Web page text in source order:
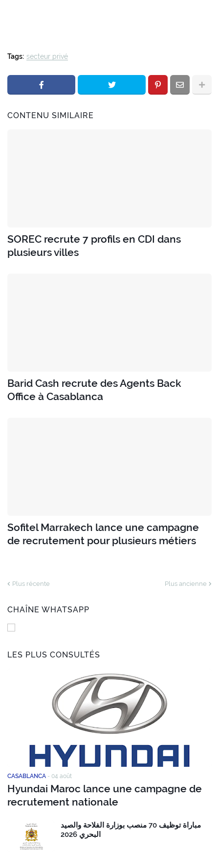
Tags: secteur privé
CONTENU SIMILAIRE
SOREC recrute 7 profils en CDI dans
plusieurs villes
Barid Cash recrute des Agents Back
Office à Casablanca
Sofitel Marrakech lance une campagne
de recrutement pour plusieurs métiers
Plus récente Plus ancienne
CHAÎNE WHATSAPP
LES PLUS CONSULTÉS
CASABLANCA - 04 août
Hyundai Maroc lance une campagne de
recrutement nationale
مباراة توظيف 70 منصب بوزارة الفلاحة والصيد
البحري 2026